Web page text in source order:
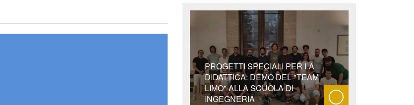
PROGETTI SPECIALI PER LA
DIDATTICA: DEMO DEL "TEAM
LIMO" ALLA SCUOLA DI
INGEGNERIA